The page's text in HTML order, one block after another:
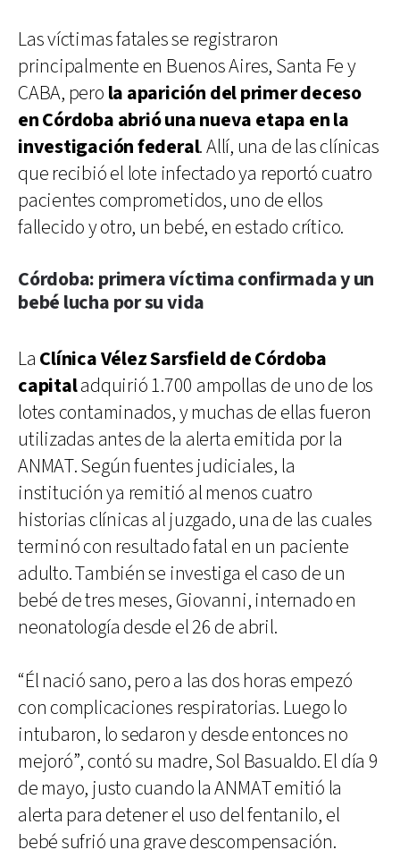
Las víctimas fatales se registraron
principalmente en Buenos Aires, Santa Fe y
CABA, pero la aparición del primer deceso
en Córdoba abrió una nueva etapa en la
investigación federal. Allí, una de las clínicas
que recibió el lote infectado ya reportó cuatro
pacientes comprometidos, uno de ellos
fallecido y otro, un bebé, en estado crítico.
Córdoba: primera víctima confirmada y un
bebé lucha por su vida
La Clínica Vélez Sarsfield de Córdoba
capitaladquirió 1.700 ampollas de uno de los
lotes contaminados, y muchas de ellas fueron
utilizadas antes de la alerta emitida por la
ANMAT. Según fuentes judiciales, la
institución ya remitió al menos cuatro
historias clínicas al juzgado, una de las cuales
terminó con resultado fatal en un paciente
adulto. También se investiga el caso de un
bebé de tres meses, Giovanni, internado en
neonatología desde el 26 de abril.
“Él nació sano, pero a las dos horas empezó
con complicaciones respiratorias. Luego lo
intubaron, lo sedaron y desde entonces no
mejoró”, contó su madre, Sol Basualdo. El día 9
de mayo, justo cuando la ANMAT emitió la
alerta para detener el uso del fentanilo, el
bebé sufrió una grave descompensación.